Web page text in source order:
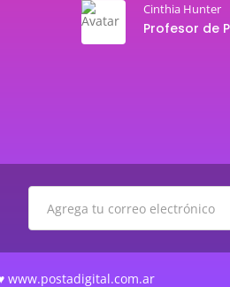
Cinthia Hunter
www.postadigital.com.ar